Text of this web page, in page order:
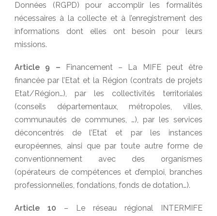
Données (RGPD) pour accomplir les formalités
nécessaires à la collecte et à l’enregistrement des
informations dont elles ont besoin pour leurs
missions.
Article 9 –
Financement – La MIFE peut être
financée par l’Etat et la Région (contrats de projets
Etat/Région…), par les collectivités territoriales
(conseils départementaux, métropoles, villes,
communautés de communes, …), par les services
déconcentrés de l’Etat et par les instances
européennes, ainsi que par toute autre forme de
conventionnement avec des organismes
(opérateurs de compétences et d’emploi, branches
professionnelles, fondations, fonds de dotation…).
Article 10 – Le réseau régional INTERMIFE